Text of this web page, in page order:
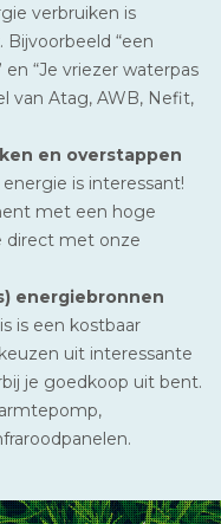
verbruiken is
“een
“Je vriezer waterpas
van Atag, AWB, Nefit,
en overstappen
is interessant!
met een hoge
direct met onze
energiebronnen
is een kostbaar
uit interessante
je goedkoop uit bent.